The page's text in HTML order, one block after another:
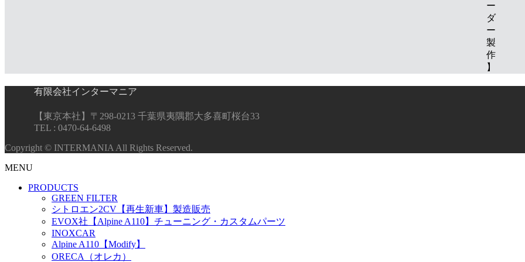
ー
ダ
ー
製
作
】
有限会社インターマニア
【東京本社】〒298-0213 千葉県夷隅郡大多喜町桜台33
TEL : 0470-64-6498
Copyright © INTERMANIA All Rights Reserved.
MENU
PRODUCTS
GREEN FILTER
シトロエン2CV【再生新車】製造販売
EVOX社【Alpine A110】チューニング・カスタムパーツ
INOXCAR
Alpine A110【Modify】
ORECA（オレカ）